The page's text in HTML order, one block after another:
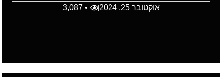
אוקטובר 25, 2024 • 3,087